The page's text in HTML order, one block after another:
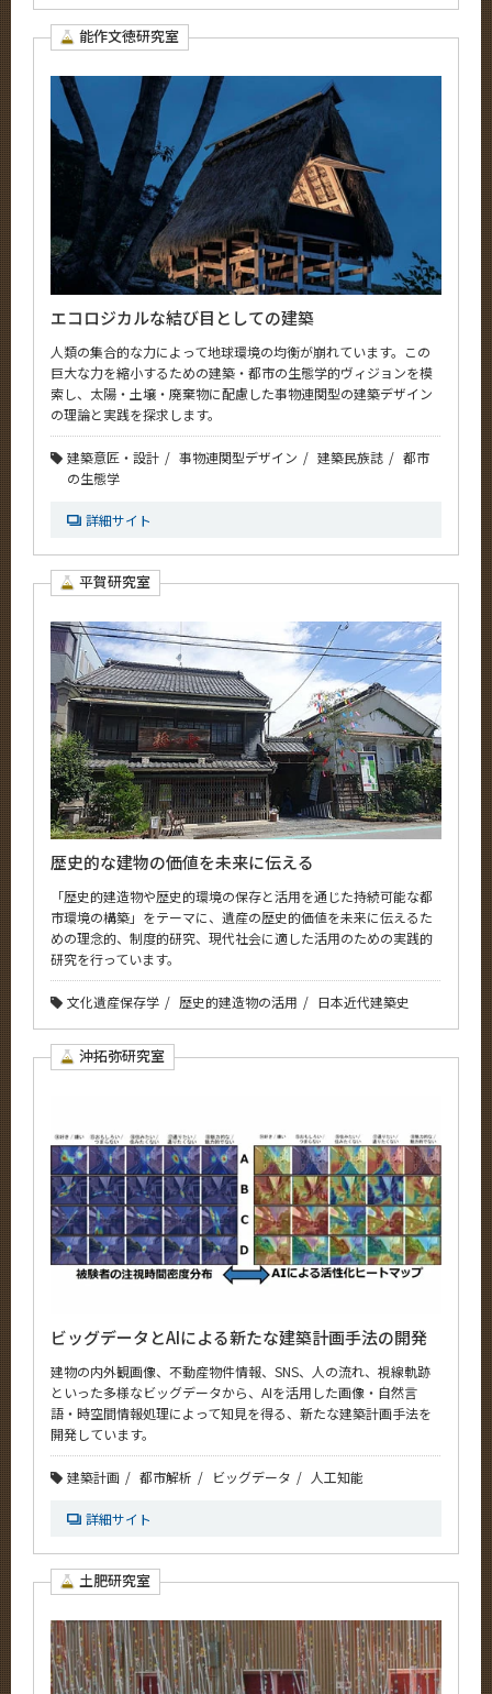
能作文徳研究室
エコロジカルな結び目としての建築
人類の集合的な力によって地球環境の均衡が崩れています。この
巨大な力を縮小するための建築・都市の生態学的ヴィジョンを模
索し、太陽・土壌・廃棄物に配慮した事物連関型の建築デザイン
の理論と実践を探求します。
建築意匠・設計 事物連関型デザイン 建築民族誌
都市
の生態学
詳細サイト
平賀研究室
歴史的な建物の価値を未来に伝える
「歴史的建造物や歴史的環境の保存と活用を通じた持続可能な都
市環境の構築」をテーマに、遺産の歴史的価値を未来に伝えるた
めの理念的、制度的研究、現代社会に適した活用のための実践的
研究を行っています。
文化遺産保存学 歴史的建造物の活用 日本近代建築史
沖拓弥研究室
ビッグデータとAIによる新たな建築計画手法の開発
建物の内外観画像、不動産物件情報、SNS、人の流れ、視線軌跡
といった多様なビッグデータから、AIを活用した画像・自然言
語・時空間情報処理によって知見を得る、新たな建築計画手法を
開発しています。
建築計画 都市解析 ビッグデータ 人工知能
詳細サイト
土肥研究室